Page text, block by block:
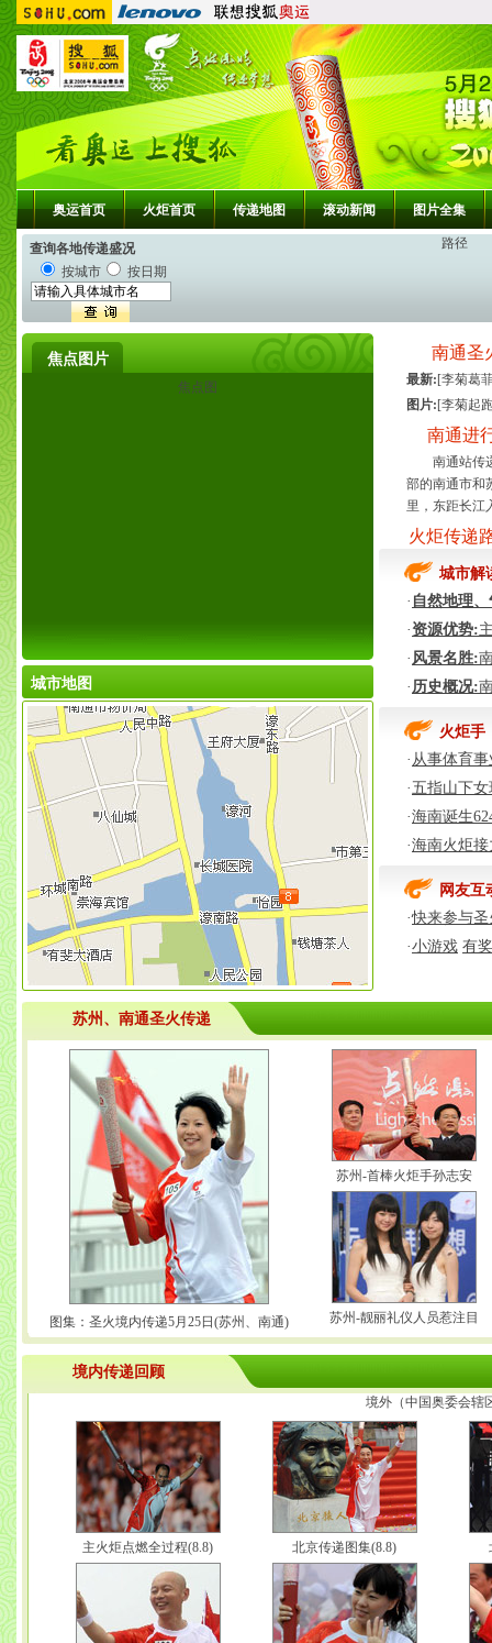
奥运首页 火炬首页 传递地图 滚动新闻 图片全集
查询各地传递盛况
按城市
按日期
路径
焦点图片
焦点图
城市地图
南通圣
最新: [李菊葛
图片: [李菊起
南通进
南通站传递
部的南通市和
里，东距长
火炬传递
城市解
· 自然地理
· 资源优势:
· 风景名胜:
· 历史概况:
火炬手
· 从事体育
· 五指山下
·海南诞生
·海南火炬
网友互
·快来参与
·小游戏 有
苏州、南通圣火传递
图集：圣火境内传递5月25日(苏州、南通)
苏州-首棒火炬手孙志安
苏州-靓丽礼仪人员惹注目
境内传递回顾
境外（中国奥委会辖
主火炬点燃全过程(8.8) 北京传递图集(8.8)